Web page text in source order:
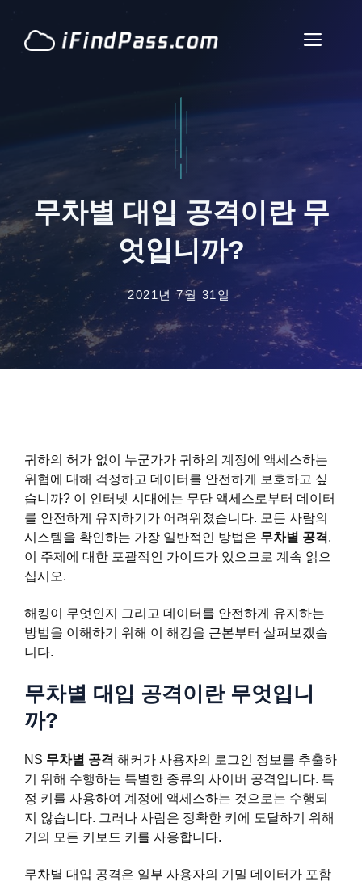
메
무차별 대입 공격이란 무
엇입니까?
2021년 7월 31일
귀하의 허가 없이 누군가가 귀하의 계정에 액세스하는
위협에 대해 걱정하고 데이터를 안전하게 보호하고 싶
습니까? 이 인터넷 시대에는 무단 액세스로부터 데이터
를 안전하게 유지하기가 어려워졌습니다. 모든 사람의
시스템을 확인하는 가장 일반적인 방법은 무차별 공격.
이 주제에 대한 포괄적인 가이드가 있으므로 계속 읽으
십시오.
해킹이 무엇인지 그리고 데이터를 안전하게 유지하는
방법을 이해하기 위해 이 해킹을 근본부터 살펴보겠습
니다.
무차별 대입 공격이란 무엇입니
까?
NS 무차별 공격 해커가 사용자의 로그인 정보를 추출하
기 위해 수행하는 특별한 종류의 사이버 공격입니다. 특
정 키를 사용하여 계정에 액세스하는 것으로는 수행되
지 않습니다. 그러나 사람은 정확한 키에 도달하기 위해
거의 모든 키보드 키를 사용합니다.
무차별 대입 공격은 일부 사용자의 기밀 데이터가 포함